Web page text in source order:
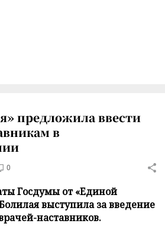
предложила ввести
в
0
Госдумы от «Единой
выступила за введение
наставников.